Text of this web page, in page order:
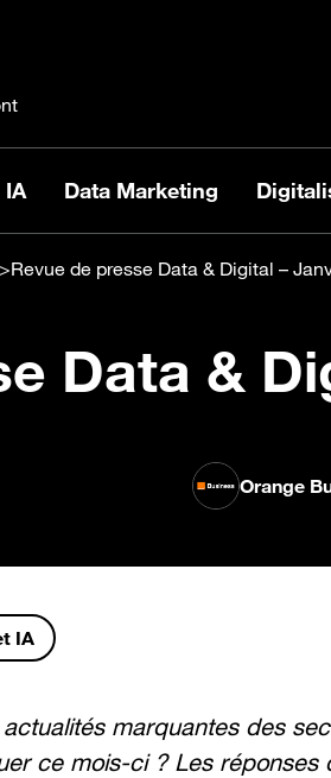
IA Data Marketing
>Revue de presse Data & Digital –
Data &
Orange
IA
marquantes des
ce mois-ci ? Les